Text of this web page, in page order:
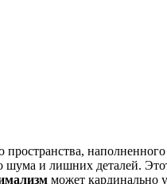
и лишних деталей.
может кардинально